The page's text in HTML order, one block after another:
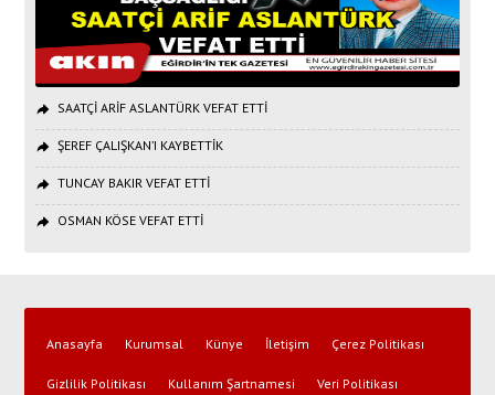
SAATÇİ ARİF ASLANTÜRK VEFAT ETTİ
ŞEREF ÇALIŞKAN’I KAYBETTİK
TUNCAY BAKIR VEFAT ETTİ
OSMAN KÖSE VEFAT ETTİ
Anasayfa Kurumsal Künye İletişim Çerez Politikası
Gizlilik Politikası Kullanım Şartnamesi Veri Politikası